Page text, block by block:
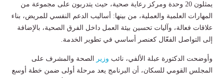
يمثلون 20 وحدة ومركز رعاية صحية، حيث يتدربون على مجموعة من
المهارات العلمية والعملية، من بينها: أساليب الدعم النفسي للمريض، بناء
علاقات فعالة، وآليات تحسين بيئة العمل داخل الفرق الصحية، بالإضافة
إلى التواصل الفعّال كعنصر أساسي في تطوير الخدمة.
وأوضحت الدكتورة عبلة الألفي، نائب وزير
الصحة والمشرف على
المجلس القومي للسكان، أن البرنامج يعد مرحلة أولى ضمن خطة أوسع